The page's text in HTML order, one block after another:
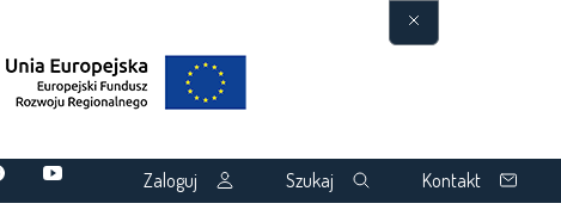
Zaloguj Szukaj Kontakt